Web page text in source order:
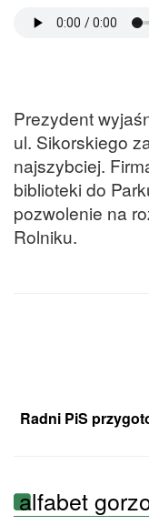
Prezydent
ul. Sikorskiego
najszybciej.
biblioteki do
pozwolenie na
Rolniku.
Radni PiS
alfabet